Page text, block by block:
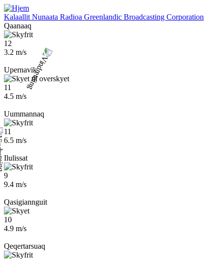
Gå
til
hovedindhold
Kalaallit Nunaata Radioa Greenlandic Broadcasting Corporation
Qaanaaq
12
3.2 m/s
Upernavik
11
4.5 m/s
Uummannaq
11
6.5 m/s
Ilulissat
9
9.4 m/s
Qasigiannguit
10
4.9 m/s
Qeqertarsuaq